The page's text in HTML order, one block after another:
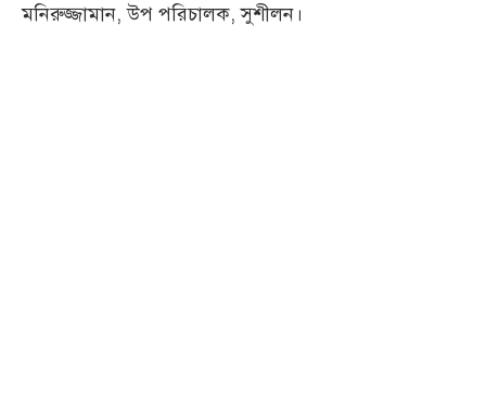
মনিরুজ্জামান, উপ পরিচালক, সুশীলন।